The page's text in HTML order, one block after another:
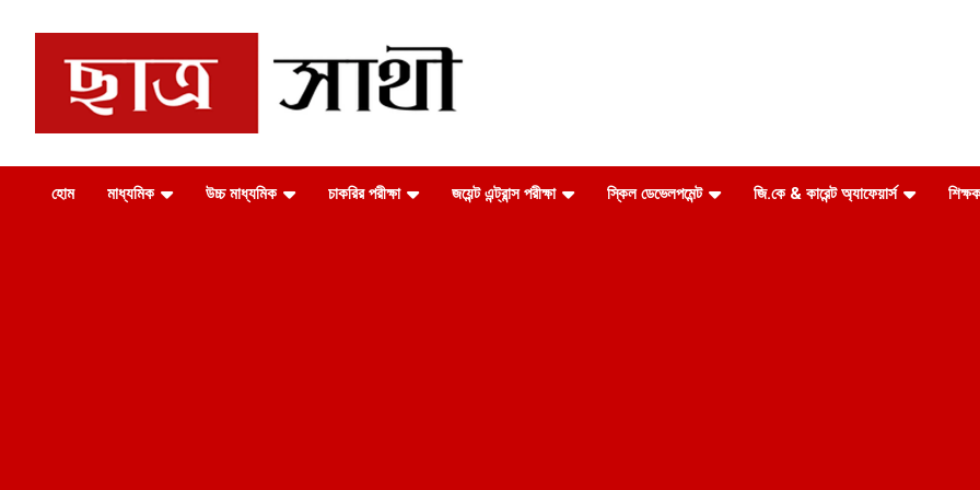
Chhatrosathi
হোম মাধ্যমিক উচ্চ মাধ্যমিক চাকরির পরীক্ষা জয়েন্ট এন্ট্রান্স পরীক্ষা স্কিল ডেভেলপমেন্ট জি.কে & কারেন্ট অ্যাফেয়ার্স